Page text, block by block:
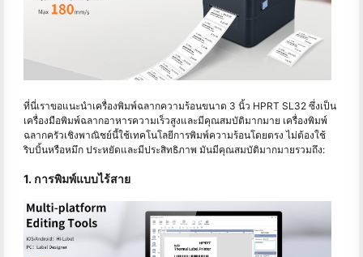
ที่นี่เราขอแนะนำเครื่องพิมพ์ฉลากความร้อนขนาด 3 นิ้ว HPRT SL32 ซึ่งเป็น
เครื่องมือพิมพ์ฉลากอาหารความเร็วสูงและมีคุณสมบัติมากมาย เครื่องพิมพ์
ฉลากครัวเชิงพาณิชย์นี้ใช้เทคโนโลยีการพิมพ์ความร้อนโดยตรง ไม่ต้องใช้
ริบบิ้นหรือหมึก ประหยัดและมีประสิทธิภาพ มันมีคุณสมบัติมากมายรวมถึง:
1. การพิมพ์แบบไร้สาย